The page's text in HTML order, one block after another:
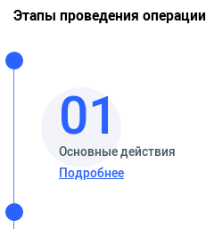
Этапы проведения операции
01
Основные действия
Подробнее